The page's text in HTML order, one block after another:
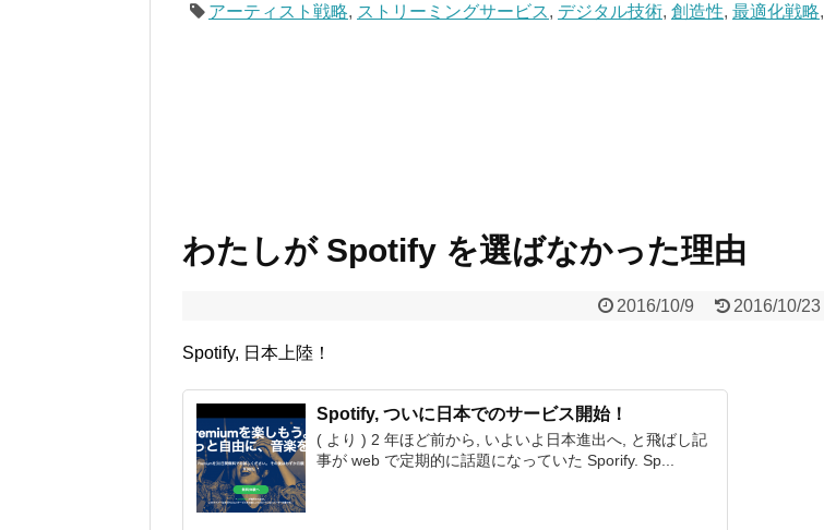
アーティスト戦略, ストリーミングサービス, デジタル技術, 創造性, 最適化戦略,
わたしが Spotify を選ばなかった理由
2016/10/9 2016/10/23
Spotify, 日本上陸！
Spotify, ついに日本でのサービス開始！
( より ) 2 年ほど前から, いよいよ日本進出へ, と飛ばし記
事が web で定期的に話題になっていた Sporify. Sp...